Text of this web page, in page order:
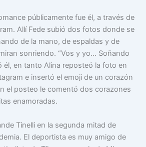
públicamente fue él, a través de
Allí Fede subió dos fotos donde se
de la mano, de espaldas y de
sonriendo. “Vos y yo… Soñando
él, en tanto Alina reposteó la foto en
e insertó el emoji de un corazón
el posteo le comentó dos corazones
enamoradas.
Tinelli en la segunda mitad de
El deportista es muy amigo de